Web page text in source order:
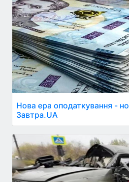
Нова ера оподаткування -
Завтра.UA